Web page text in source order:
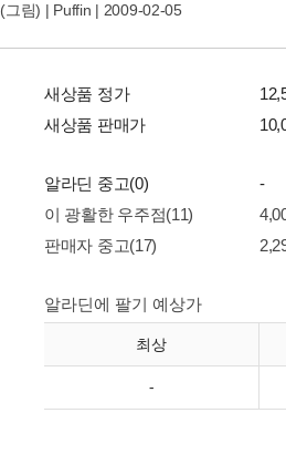
(그림) | Puffin | 2009-02-05
새상품 정가
새상품 판매가
알라딘 중고(0)
-
이 광활한 우주점(11)
판매자 중고(17)
알라딘에 팔기 예상가
최상
-